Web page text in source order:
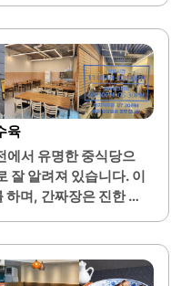
짬뽕의 국물은 시원하
사랑받고 있습니다. 탕
로 인기를 끌고 있으
됩니다. 또한, 쟁반짜
폭이 넓습니다.칸지고
임에도 적합한 공간
식사를 즐길 수 있습니
높은 품질을 자랑하
육
에서 유명한 중식당으
잘 알려져 있습니다. 이
며, 간짜장은 진한 맛
져 있어 독특한 맛을 제
위치하여 접근성이